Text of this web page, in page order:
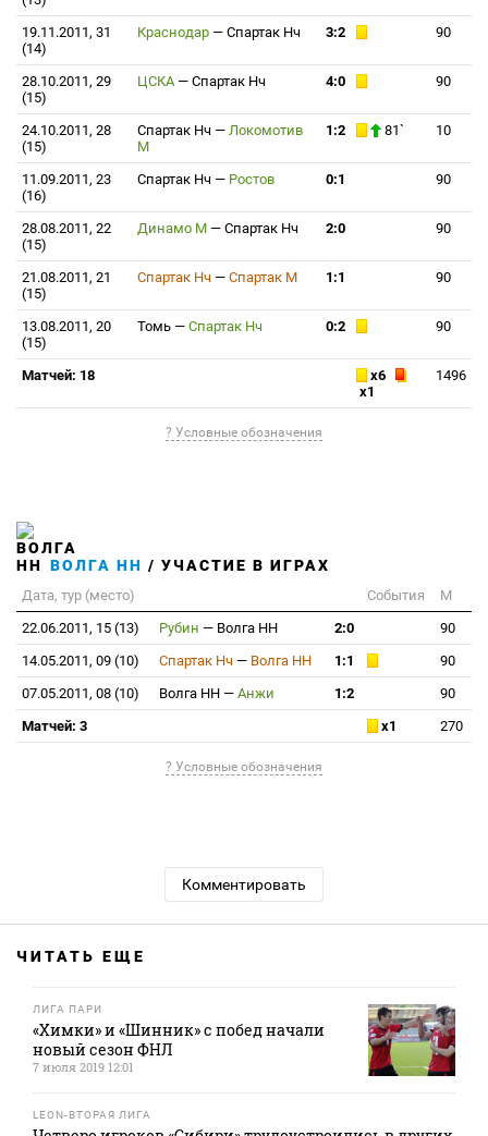
19.11.2011, 31
(14)
Краснодар — Спартак Нч 3:2 90
28.10.2011, 29
(15)
ЦСКА — Спартак Нч 4:0 90
24.10.2011, 28
(15)
Спартак Нч — Локомотив
М
1:2 81` 10
11.09.2011, 23
(16)
Спартак Нч — Ростов 0:1 90
28.08.2011, 22
(15)
Динамо М — Спартак Нч 2:0 90
21.08.2011, 21
(15)
Спартак Нч — Спартак М 1:1 90
13.08.2011, 20
(15)
Томь — Спартак Нч 0:2 90
Матчей: 18
x6
x1
1496
? Условные обозначения
ВОЛГА НН / УЧАСТИЕ В ИГРАХ
Дата, тур (место) События
М
22.06.2011, 15 (13)
Рубин — Волга НН 2:0
90
14.05.2011, 09 (10)
Спартак Нч — Волга НН 1:1
90
07.05.2011, 08 (10)
Волга НН — Анжи 1:2
90
Матчей: 3
x1 270
? Условные обозначения
Комментировать
ЧИТАТЬ ЕЩЕ
ЛИГА ПАРИ
«Химки» и «Шинник» с побед начали
новый сезон ФНЛ
7 июля 2019 12:01
LEON-ВТОРАЯ ЛИГА